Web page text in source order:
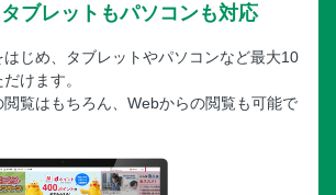
ブレットもパソコンも対応
はじめ、タブレットやパソコンなど最大10
けます。
覧はもちろん、Webからの閲覧も可能で